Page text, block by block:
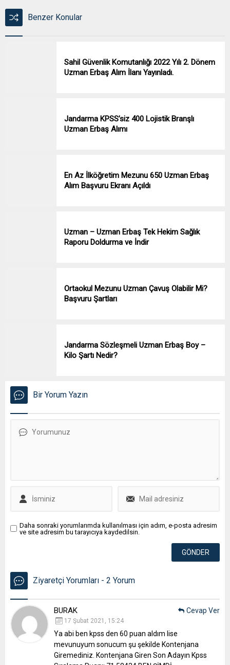
Benzer Konular
Sahil Güvenlik Komutanlığı 2022 Yılı 2. Dönem
Uzman Erbaş Alım İlanı Yayınladı.
Jandarma KPSS’siz 400 Lojistik Branşlı
Uzman Erbaş Alımı
En Az İlköğretim Mezunu 650 Uzman Erbaş
Alım Başvuru Ekranı Açıldı
Uzman – Uzman Erbaş Tek Hekim Sağlık
Raporu Doldurma ve İndir
Ortaokul Mezunu Uzman Çavuş Olabilir Mi?
Başvuru Şartları
Jandarma Sözleşmeli Uzman Erbaş Boy –
Kilo Şartı Nedir?
Bir Yorum Yazın
Daha sonraki yorumlarımda kullanılması için adım, e-posta adresim
ve site adresim bu tarayıcıya kaydedilsin.
Ziyaretçi Yorumları - 2 Yorum
BURAK
17 Şubat 2021, 15:24
Ya abi ben kpss den 60 puan aldım lise
mevunuyum sonucum şu şekilde Kontenjana
Giremediniz. Kontenjana Giren Son Adayın Kpss
Cevap Ver